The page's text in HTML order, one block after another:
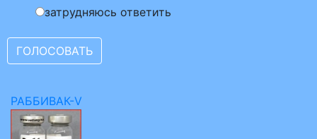
затрудняюсь ответить
РАББИВАК-V